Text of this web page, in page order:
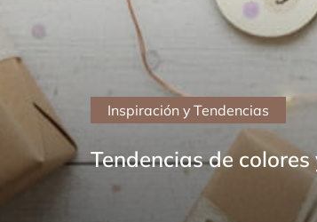
Inspiración y Tendencias
Tendencias de